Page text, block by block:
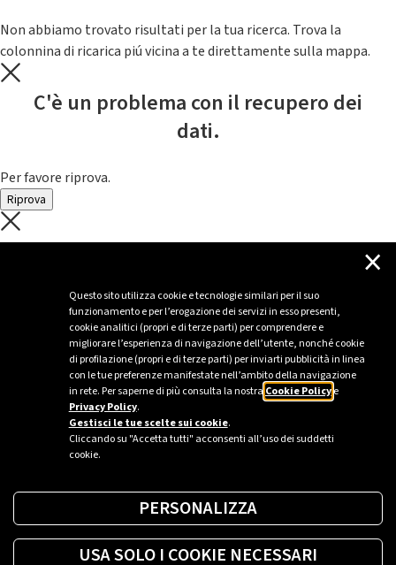
Questo sito utilizza cookie e tecnologie similari per il suo
funzionamento e per l’erogazione dei servizi in esso presenti,
cookie analitici (propri e di terze parti) per comprendere e
migliorare l’esperienza di navigazione dell’utente, nonché cookie
di profilazione (propri e di terze parti) per inviarti pubblicità in linea
con le tue preferenze manifestate nell’ambito della navigazione
in rete. Per saperne di più consulta la nostra Cookie Policye
Privacy Policy.
Gestisci le tue scelte sui cookie.
Cliccando su "Accetta tutti" acconsenti all’uso dei suddetti
cookie.
×
PERSONALIZZA
USA SOLO I COOKIE NECESSARI
Non abbiamo trovato risultati per la tua ricerca. Trova la
colonnina di ricarica piú vicina a te direttamente sulla mappa.
C'è un problema con il recupero dei
dati.
Per favore riprova.
Riprova
C'è un problema con il recupero dei
Per favore riprova piú tardi
Sei un’azienda o una PA?
Trova la soluzione più giusta per te.
Richiedi una colonnina